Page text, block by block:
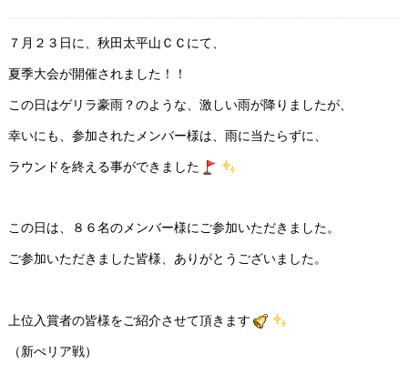
７月２３日に、秋田太平山ＣＣにて、
夏季大会が開催されました！！
この日はゲリラ豪雨？のような、激しい雨が降りましたが、
幸いにも、参加されたメンバー様は、雨に当たらずに、
ラウンドを終える事ができました
この日は、８６名のメンバー様にご参加いただきました。
ご参加いただきました皆様、ありがとうございました。
上位入賞者の皆様をご紹介させて頂きます
（新ぺリア戦）